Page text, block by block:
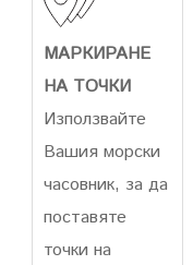
МАРКИРАНЕ
НА ТОЧКИ
Използвайте
Вашия морски
часовник, за да
поставяте
точки на